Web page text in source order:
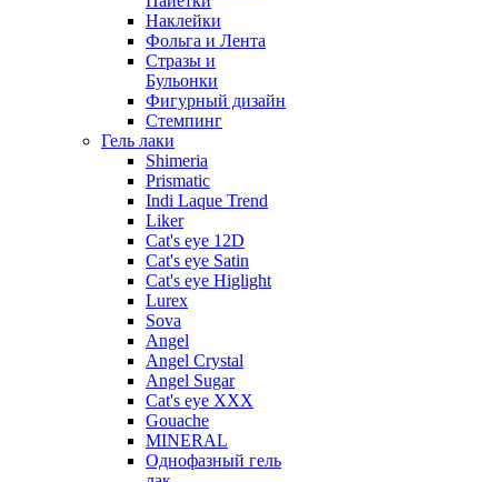
Наклейки
Фольга и Лента
Стразы и
Бульонки
Фигурный дизайн
Стемпинг
Гель лаки
Shimeria
Prismatic
Indi Laque Trend
Liker
Cat's eye 12D
Cat's eye Satin
Cat's eye Higlight
Lurex
Sova
Angel
Angel Crystal
Angel Sugar
Cat's eye XXX
Gouache
MINERAL
Однофазный гель